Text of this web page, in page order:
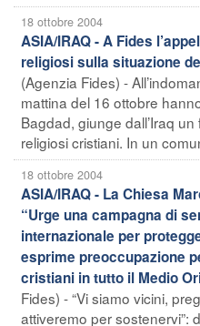
18 ottobre 2004
ASIA/IRAQ - A Fides
religiosi sulla situazione
(Agenzia Fides) -
mattina del 16 ottobre
Bagdad, giunge dall’Iraq
religiosi cristiani. In un
18 ottobre 2004
ASIA/IRAQ - La Chiesa
“Urge una campagna di
internazionale per
esprime preoccupazione
cristiani in tutto il Medio
Fides) - “Vi siamo vicini,
attiveremo per sostenervi”: